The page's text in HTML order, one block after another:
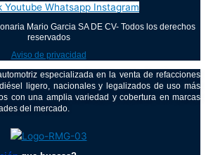
Youtube Whatsapp Instagram
Mario Garcia SA DE CV- Todos los derechos
reservados
Aviso de privacidad
especializada en la venta de refacciones
ligero, nacionales y legalizados de uso más
con una amplia variedad y cobertura en marcas
del mercado.